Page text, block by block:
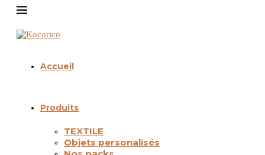
Accueil
Produits
TEXTILE
Objets personalisés